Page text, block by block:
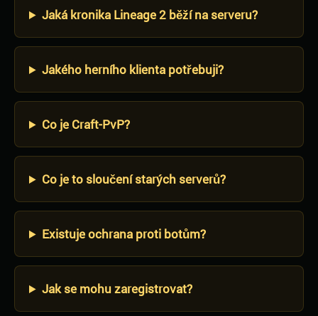
Jaká kronika Lineage 2 běží na serveru?
Jakého herního klienta potřebuji?
Co je Craft-PvP?
Co je to sloučení starých serverů?
Existuje ochrana proti botům?
Jak se mohu zaregistrovat?